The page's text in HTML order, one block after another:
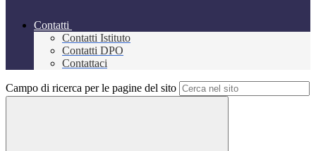
Contatti
Contatti Istituto
Contatti DPO
Contattaci
Campo di ricerca per le pagine del sito